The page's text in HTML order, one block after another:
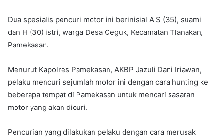
Dua spesialis pencuri motor ini berinisial A.S (35), suami
dan H (30) istri, warga Desa Ceguk, Kecamatan Tlanakan,
Pamekasan.
Menurut Kapolres Pamekasan, AKBP Jazuli Dani Iriawan,
pelaku mencuri sejumlah motor ini dengan cara hunting ke
beberapa tempat di Pamekasan untuk mencari sasaran
motor yang akan dicuri.
Pencurian yang dilakukan pelaku dengan cara merusak